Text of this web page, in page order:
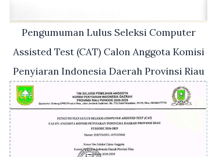
Pengumuman Lulus Seleksi Computer
Assisted Test (CAT) Calon Anggota Komisi
Penyiaran Indonesia Daerah Provinsi Riau